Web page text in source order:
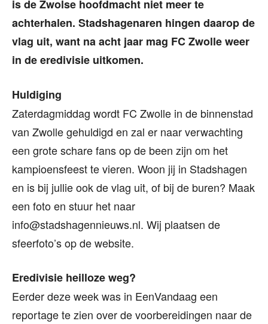
is de Zwolse hoofdmacht niet meer te
achterhalen. Stadshagenaren hingen daarop de
vlag uit, want na acht jaar mag FC Zwolle weer
in de eredivisie uitkomen.
Huldiging
Zaterdagmiddag wordt FC Zwolle in de binnenstad
van Zwolle gehuldigd en zal er naar verwachting
een grote schare fans op de been zijn om het
kampioensfeest te vieren. Woon jij in Stadshagen
en is bij jullie ook de vlag uit, of bij de buren? Maak
een foto en stuur het naar
info@stadshagennieuws.nl. Wij plaatsen de
sfeerfoto’s op de website.
Eredivisie heilloze weg?
Eerder deze week was in EenVandaag een
reportage te zien over de voorbereidingen naar de